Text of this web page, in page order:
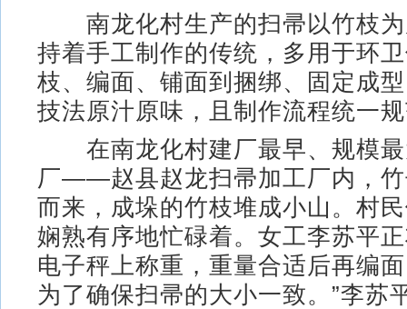
南龙化村生产的扫帚以竹枝为
持着手工制作的传统，多用于环
枝、编面、铺面到捆绑、固定成
技法原汁原味，且制作流程统一
在南龙化村建厂最早、规模最
厂——赵县赵龙扫帚加工厂内，
而来，成垛的竹枝堆成小山。村
娴熟有序地忙碌着。女工李苏平
电子秤上称重，重量合适后再编
为了确保扫帚的大小一致。”李苏